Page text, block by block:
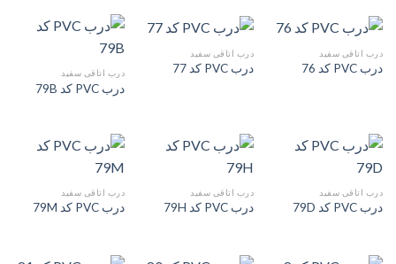
درب اتاقی سفید
درب PVC کد 76
درب اتاقی سفید
درب PVC کد 77 درب اتاقی سفید
درب PVC کد 79B
درب اتاقی سفید
درب PVC کد 79D
درب اتاقی سفید
درب PVC کد 79H
درب اتاقی سفید
درب PVC کد 79M